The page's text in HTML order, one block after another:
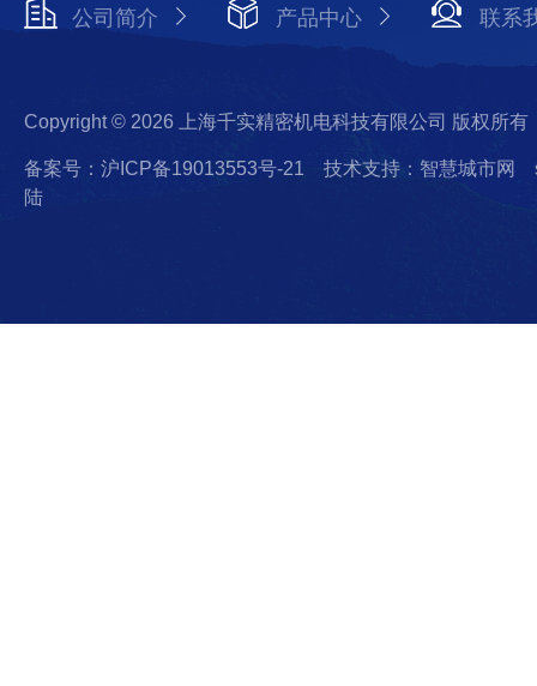
公司简介 产品中心 联系
Copyright © 2026 上海千实精密机电科技有限公司 版权所有
备案号：沪ICP备19013553号-21 技术支持：智慧城市网
陆